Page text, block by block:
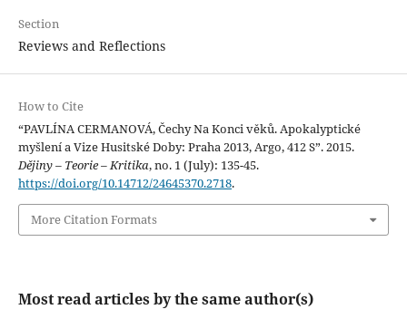
Section
Reviews and Reflections
How to Cite
“PAVLÍNA CERMANOVÁ, Čechy Na Konci věků. Apokalyptické
myšlení a Vize Husitské Doby: Praha 2013, Argo, 412 S”. 2015.
Dějiny – Teorie – Kritika, no. 1 (July): 135-45.
https://doi.org/10.14712/24645370.2718.
More Citation Formats
Most read articles by the same author(s)